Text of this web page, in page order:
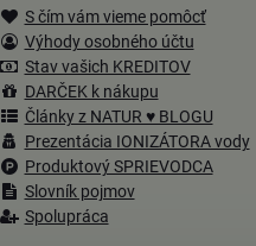
S čím vám vieme pomôcť
Výhody osobného účtu
Stav vašich KREDITOV
DARČEK k nákupu
Články z NATUR ♥ BLOGU
Prezentácia IONIZÁTORA vody
Produktový SPRIEVODCA
Slovník pojmov
Spolupráca